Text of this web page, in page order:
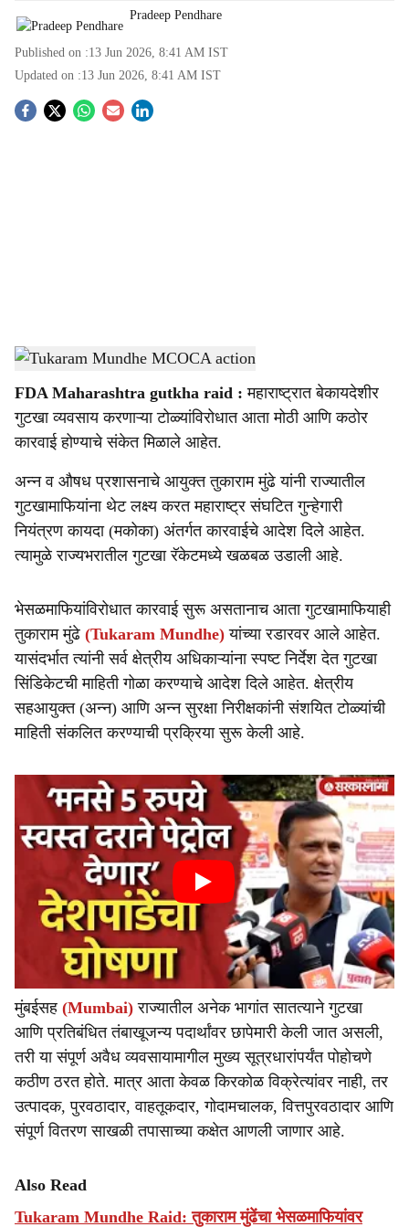
Pradeep Pendhare
Published on :13 Jun 2026, 8:41 AM IST
Updated on :13 Jun 2026, 8:41 AM IST
S
a
r
e
Tukaram Mundhe MCOCA action -Sarkarnama
FDA Maharashtra gutkha raid : महाराष्ट्रात बेकायदेशीर
गुटखा व्यवसाय करणाऱ्या टोळ्यांविरोधात आता मोठी आणि कठोर
कारवाई होण्याचे संकेत मिळाले आहेत.
अन्न व औषध प्रशासनाचे आयुक्त तुकाराम मुंढे यांनी राज्यातील
गुटखामाफियांना थेट लक्ष्य करत महाराष्ट्र संघटित गुन्हेगारी
नियंत्रण कायदा (मकोका) अंतर्गत कारवाईचे आदेश दिले आहेत.
त्यामुळे राज्यभरातील गुटखा रॅकेटमध्ये खळबळ उडाली आहे.
भेसळमाफियांविरोधात कारवाई सुरू असतानाच आता गुटखामाफियाही
तुकाराम मुंढे (Tukaram Mundhe) यांच्या रडारवर आले आहेत.
यासंदर्भात त्यांनी सर्व क्षेत्रीय अधिकाऱ्यांना स्पष्ट निर्देश देत गुटखा
सिंडिकेटची माहिती गोळा करण्याचे आदेश दिले आहेत. क्षेत्रीय
सहआयुक्त (अन्न) आणि अन्न सुरक्षा निरीक्षकांनी संशयित टोळ्यांची
माहिती संकलित करण्याची प्रक्रिया सुरू केली आहे.
मुंबईसह (Mumbai) राज्यातील अनेक भागांत सातत्याने गुटखा
आणि प्रतिबंधित तंबाखूजन्य पदार्थांवर छापेमारी केली जात असली,
तरी या संपूर्ण अवैध व्यवसायामागील मुख्य सूत्रधारांपर्यंत पोहोचणे
कठीण ठरत होते. मात्र आता केवळ किरकोळ विक्रेत्यांवर नाही, तर
उत्पादक, पुरवठादार, वाहतूकदार, गोदामचालक, वित्तपुरवठादार आणि
संपूर्ण वितरण साखळी तपासाच्या कक्षेत आणली जाणार आहे.
Also Read
Tukaram Mundhe Raid: तुकाराम मुंढेंचा भेसळमाफियांवर